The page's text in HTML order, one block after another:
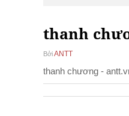
thanh
BởiANTT
thanh chương -